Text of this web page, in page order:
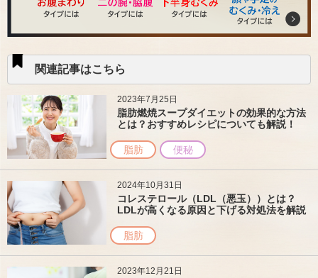
関連記事はこちら
2023年7月25日
脂肪燃焼スープダイエットの効果的な方法
とは？おすすめレシピについても解説！
脂肪 便秘
2024年10月31日
コレステロール（LDL（悪玉））とは？
LDLが高くなる原因と下げる対処法を解説
脂肪
2023年12月21日